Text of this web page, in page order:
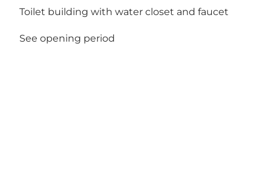
Toilet building with water closet and faucet
See opening period